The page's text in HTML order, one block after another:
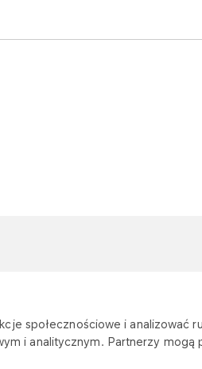
społecznościowe i analizować
i analitycznym. Partnerzy mogą
Dotacje